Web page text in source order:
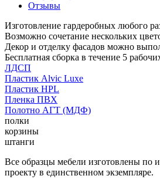
Отзывы
Изготовление гардеробных любого
Возможно сочетание нескольких
Декор и отделку фасадов можно
Бесплатная сборка в течение 5
ЛДСП
Пластик Alvic Luxe
Пластик HPL
Пленка ПВХ
Полотно АГТ (МДФ)
полки
корзины
штанги
Все образцы мебели изготовлены по
проекту в единственном экземпляре.